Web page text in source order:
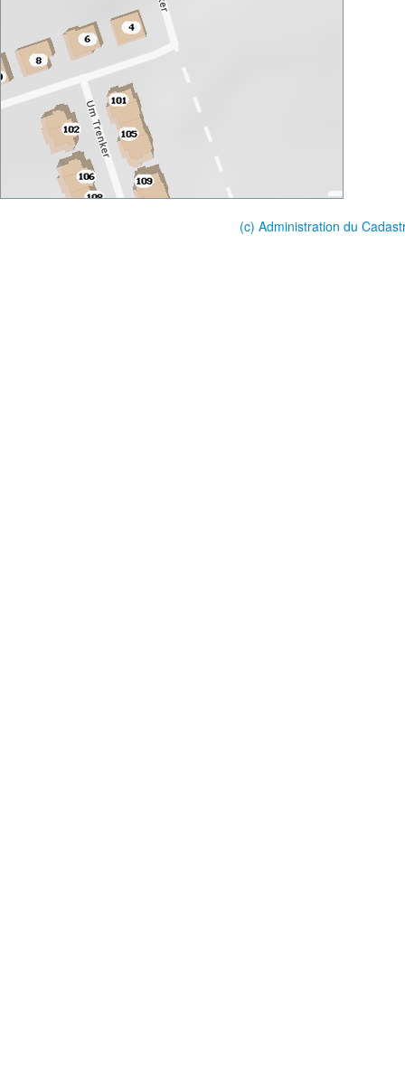
(c) Administration du